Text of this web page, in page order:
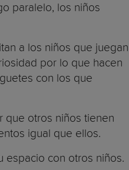
paralelo, los niños
a los niños que juegan
por lo que hacen
con los que
que otros niños tienen
igual que ellos.
espacio con otros niños.